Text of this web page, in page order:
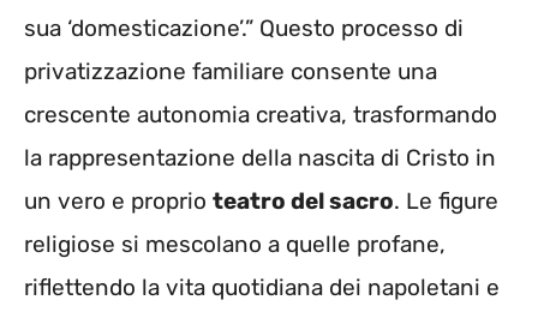
sua ‘domesticazione’.” Questo processo di
privatizzazione familiare consente una
crescente autonomia creativa, trasformando
la rappresentazione della nascita di Cristo in
un vero e proprio teatro del sacro. Le figure
religiose si mescolano a quelle profane,
riflettendo la vita quotidiana dei napoletani e